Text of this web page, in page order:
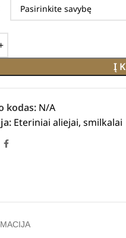
Į
kodas: N/A
Eteriniai aliejai, smilkalai